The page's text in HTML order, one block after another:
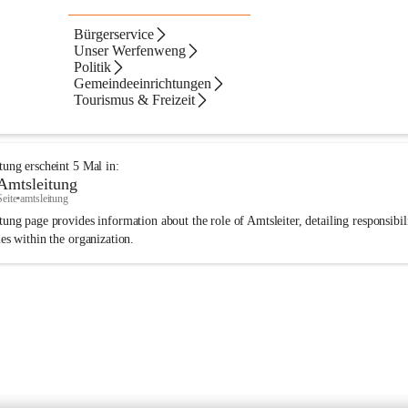
Bürgerservice
Unser Werfenweng
Politik
Gemeindeeinrichtungen
Tourismus & Freizeit
Navigation Text
erscheint 5Mal in:
•amtsleitung
page provides information about the role of Amtsleiter, detailing
within the organization.